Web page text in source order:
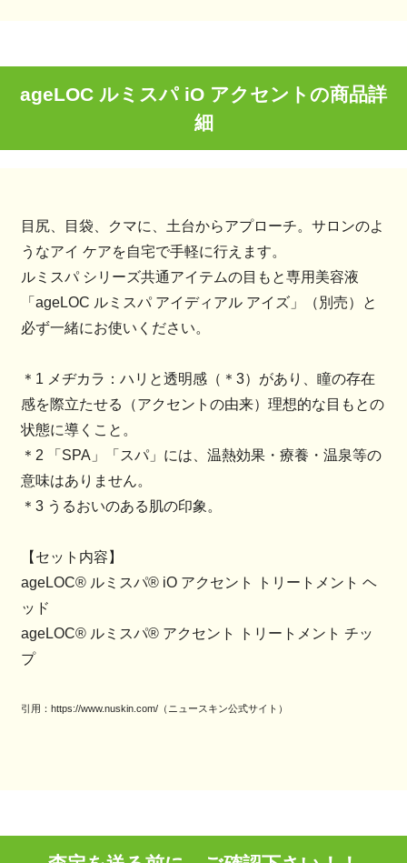
ageLOC ルミスパ iO アクセントの商品詳
細
目尻、目袋、クマに、土台からアプローチ。サロンのよ
うなアイ ケアを自宅で手軽に行えます。
ルミスパ シリーズ共通アイテムの目もと専用美容液
「ageLOC ルミスパ アイディアル アイズ」（別売）と
必ず一緒にお使いください。
＊1 メヂカラ：ハリと透明感（＊3）があり、瞳の存在
感を際立たせる（アクセントの由来）理想的な目もとの
状態に導くこと。
＊2 「SPA」「スパ」には、温熱効果・療養・温泉等の
意味はありません。
＊3 うるおいのある肌の印象。
【セット内容】
ageLOC® ルミスパ® iO アクセント トリートメント ヘ
ッド
ageLOC® ルミスパ® アクセント トリートメント チッ
プ
引用：https://www.nuskin.com/（ニュースキン公式サイト）